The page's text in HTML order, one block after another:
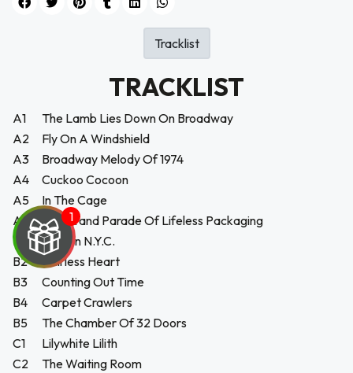
TRACKLIST
A1
The Lamb Lies Down On Broadway
A2
Fly On A Windshield
A3
Broadway Melody Of 1974
A4
Cuckoo Cocoon
A5
In The Cage
A6
The Grand Parade Of Lifeless Packaging
B1
Back In N.Y.C.
B2
Hairless Heart
B3
Counting Out Time
B4
Carpet Crawlers
B5
The Chamber Of 32 Doors
C1
Lilywhite Lilith
C2
The Waiting Room
Tracklist